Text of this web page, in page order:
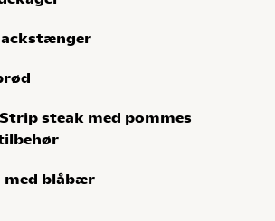
steak med pommes
med blåbær